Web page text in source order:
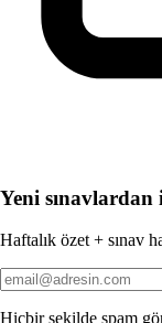
Yeni
Haftalık özet + sınav
Hiçbir şekilde spam